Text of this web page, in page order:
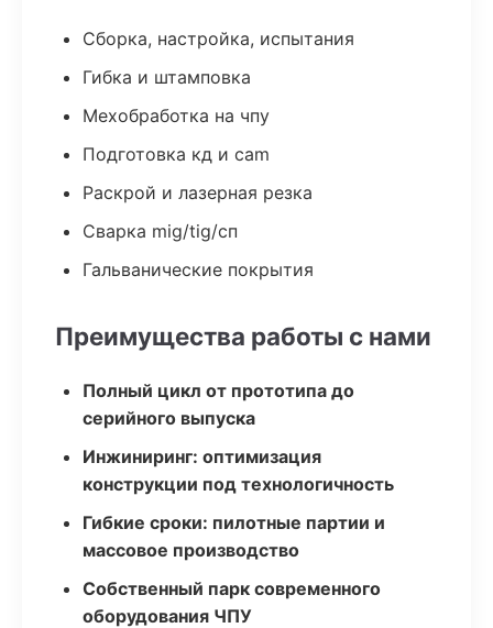
Сборка, настройка, испытания
Гибка и штамповка
Мехобработка на чпу
Подготовка кд и cam
Раскрой и лазерная резка
Сварка mig/tig/сп
Гальванические покрытия
Преимущества работы с нами
Полный цикл от прототипа до
серийного выпуска
Инжиниринг: оптимизация
конструкции под технологичность
Гибкие сроки: пилотные партии и
массовое производство
Собственный парк современного
оборудования ЧПУ